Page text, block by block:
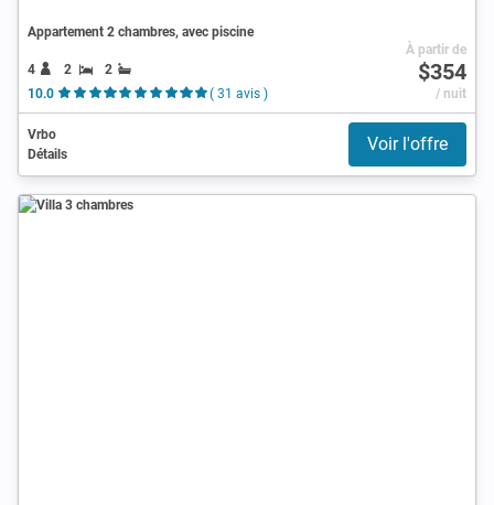
Appartement 2 chambres, avec piscine
4 2
2
10.0
( 31 avis )
À partir de
$354
/ nuit
Vrbo
Détails
Voir l'offre